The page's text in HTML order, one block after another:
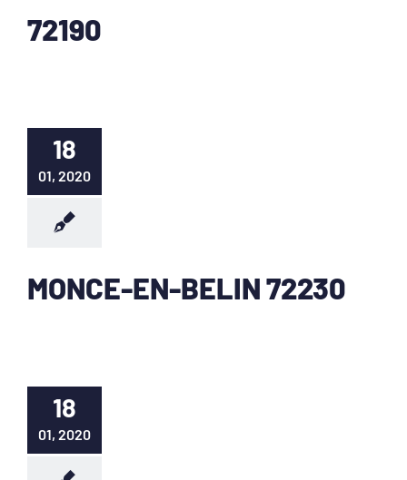
72190
18
01, 2020
MONCE-EN-BELIN 72230
18
01, 2020